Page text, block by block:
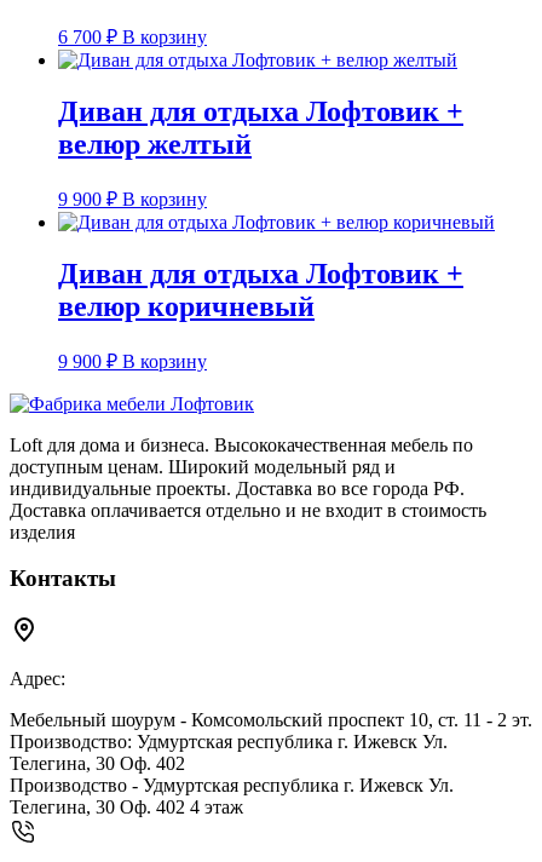
6 700 ₽ В корзину
Диван для отдыха Лофтовик +
велюр желтый
9 900 ₽ В корзину
Диван для отдыха Лофтовик +
велюр коричневый
9 900 ₽ В корзину
Loft для дома и бизнеса. Высококачественная мебель по
доступным ценам. Широкий модельный ряд и
индивидуальные проекты. Доставка во все города РФ.
Доставка оплачивается отдельно и не входит в стоимость
изделия
Контакты
Адрес:
Мебельный шоурум - Комсомольский проспект 10, ст. 11 - 2 эт.
Производство: Удмуртская республика г. Ижевск Ул.
Телегина, 30 Оф. 402
Производство - Удмуртская республика г. Ижевск Ул.
Телегина, 30 Оф. 402 4 этаж